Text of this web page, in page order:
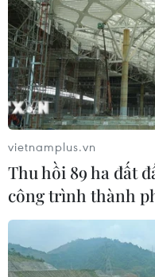
vietnamplus.vn
Thu hồi 89 ha đất
công trình thành